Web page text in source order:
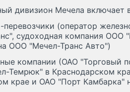
дивизион Мечела включает
перевозчики (оператор
судоходная компания ООО
ООО "Мечел-Транс Авто")
компании (ОАО "Торговый
Темрюк" в Краснодарском
крае и ОАО "Порт Камбарка"